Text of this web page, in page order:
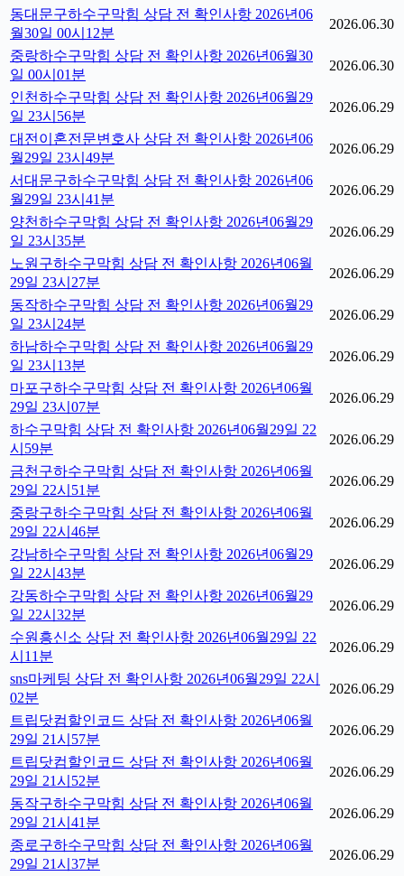
동대문구하수구막힘 상담 전 확인사항 2026년06
월30일 00시12분
2026.06.30
중랑하수구막힘 상담 전 확인사항 2026년06월30
일 00시01분
2026.06.30
인천하수구막힘 상담 전 확인사항 2026년06월29
일 23시56분
2026.06.29
대전이혼전문변호사 상담 전 확인사항 2026년06
월29일 23시49분
2026.06.29
서대문구하수구막힘 상담 전 확인사항 2026년06
월29일 23시41분
2026.06.29
양천하수구막힘 상담 전 확인사항 2026년06월29
일 23시35분
2026.06.29
노원구하수구막힘 상담 전 확인사항 2026년06월
29일 23시27분
2026.06.29
동작하수구막힘 상담 전 확인사항 2026년06월29
일 23시24분
2026.06.29
하남하수구막힘 상담 전 확인사항 2026년06월29
일 23시13분
2026.06.29
마포구하수구막힘 상담 전 확인사항 2026년06월
29일 23시07분
2026.06.29
하수구막힘 상담 전 확인사항 2026년06월29일 22
시59분
2026.06.29
금천구하수구막힘 상담 전 확인사항 2026년06월
29일 22시51분
2026.06.29
중랑구하수구막힘 상담 전 확인사항 2026년06월
29일 22시46분
2026.06.29
강남하수구막힘 상담 전 확인사항 2026년06월29
일 22시43분
2026.06.29
강동하수구막힘 상담 전 확인사항 2026년06월29
일 22시32분
2026.06.29
수원흥신소 상담 전 확인사항 2026년06월29일 22
시11분
2026.06.29
sns마케팅 상담 전 확인사항 2026년06월29일 22시
02분
2026.06.29
트립닷컴할인코드 상담 전 확인사항 2026년06월
29일 21시57분
2026.06.29
트립닷컴할인코드 상담 전 확인사항 2026년06월
29일 21시52분
2026.06.29
동작구하수구막힘 상담 전 확인사항 2026년06월
29일 21시41분
2026.06.29
종로구하수구막힘 상담 전 확인사항 2026년06월
29일 21시37분
2026.06.29